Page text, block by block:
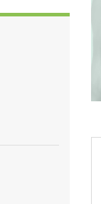
(etwa 1
es